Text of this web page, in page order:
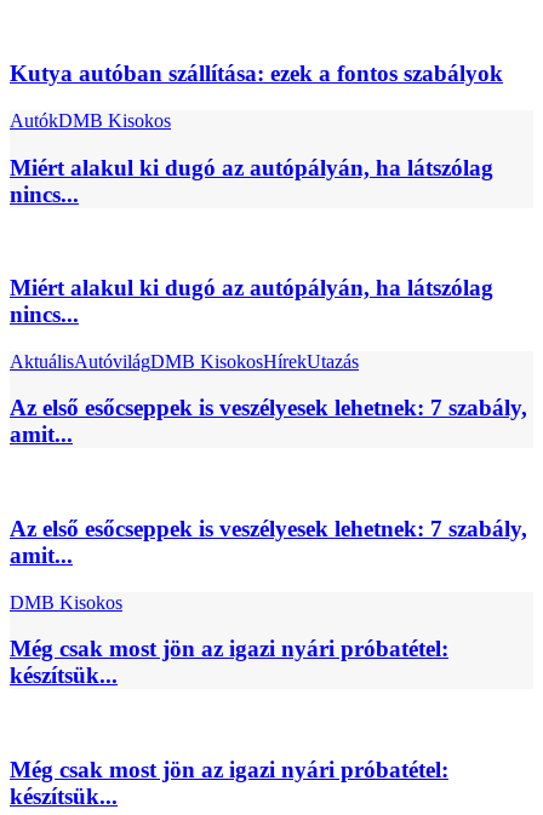
Kutya autóban szállítása: ezek a fontos szabályok
AutókDMB Kisokos
Miért alakul ki dugó az autópályán, ha látszólag
nincs...
Miért alakul ki dugó az autópályán, ha látszólag
nincs...
AktuálisAutóvilágDMB KisokosHírekUtazás
Az első esőcseppek is veszélyesek lehetnek: 7 szabály,
amit...
Az első esőcseppek is veszélyesek lehetnek: 7 szabály,
amit...
DMB Kisokos
Még csak most jön az igazi nyári próbatétel:
készítsük...
Még csak most jön az igazi nyári próbatétel:
készítsük...